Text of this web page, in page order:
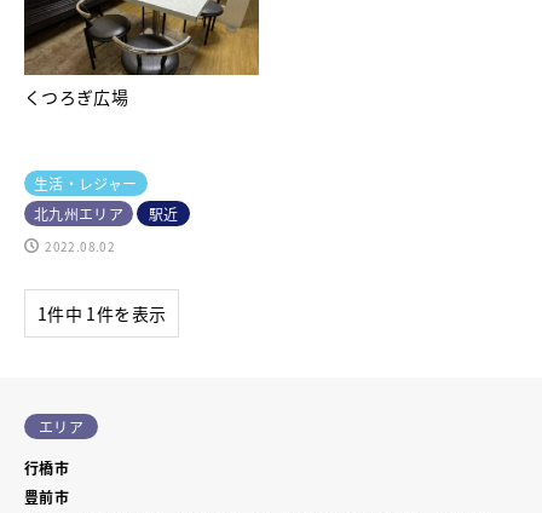
くつろぎ広場
生活・レジャー
北九州エリア
駅近
2022.08.02
1件中 1件を表示
エリア
行橋市
豊前市